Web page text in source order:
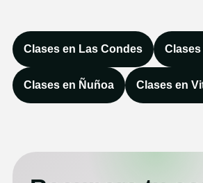
Clases en Las Condes
Clases en Ñuñoa Clases en